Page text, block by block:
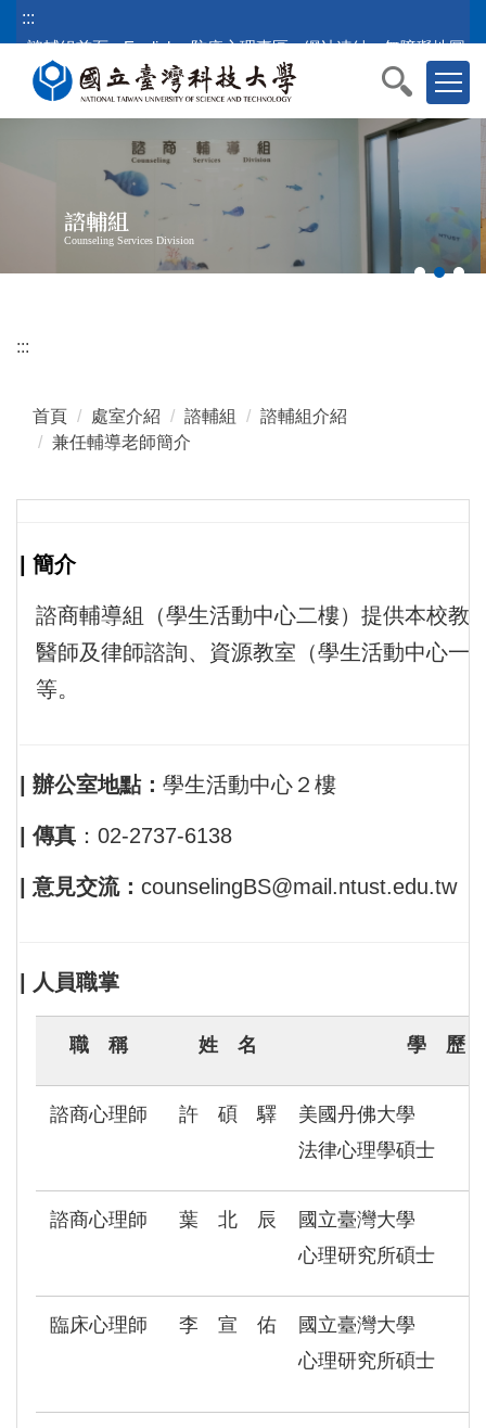
跳
到
內
:::
諮輔組首頁
English 防疫心理專區 網站連結 無障礙地圖
諮輔組
Counseling Services Division
:::
首頁 處室介紹 諮輔組
諮輔組介紹
兼任輔導老師簡介
| 簡介
諮商輔導組（學生活動中心二樓）提供本校教
醫師及律師諮詢、資源教室（學生活動中心一
等。
| 辦公室地點： 學生活動中心２樓
| 傳真 ： 02-2737-6138
| 意見交流： counselingBS@mail.ntust.edu.tw
| 人員職掌
職 稱 姓 名 學 歷
諮商心理師 許 碩 驛
美國丹佛大學
法律心理學碩士
諮商心理師 葉 北 辰
國立臺灣大學
心理研究所碩士
臨床心理師 李 宣 佑
國立臺灣大學
心理研究所碩士